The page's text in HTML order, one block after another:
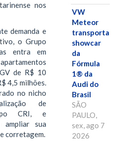
nos
demanda e
o Grupo
entra em
de R$ 10
4,5 milhões.
no nicho
de
CRI, e
ampliar sua
corretagem.
VW
Meteor
transporta
showcar
da
Fórmula
1® da
Audi do
Brasil
SÃO
PAULO,
sex, ago 7
2026